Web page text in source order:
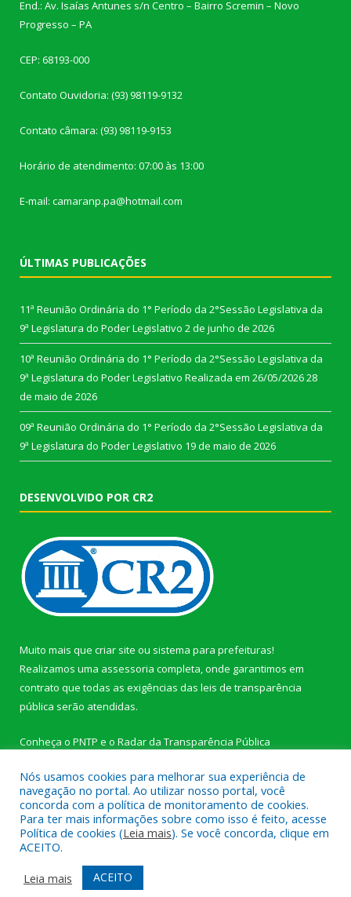
End.: Av. Isaías Antunes s/n Centro – Bairro Scremin – Novo
Progresso – PA
CEP: 68193-000
Contato Ouvidoria: (93) 98119-9132
Contato câmara: (93) 98119-9153
Horário de atendimento: 07:00 às 13:00
E-mail: camaranp.pa@hotmail.com
ÚLTIMAS PUBLICAÇÕES
11ª Reunião Ordinária do 1° Período da 2°Sessão Legislativa da
9ª Legislatura do Poder Legislativo 2 de junho de 2026
10ª Reunião Ordinária do 1° Período da 2°Sessão Legislativa da
9ª Legislatura do Poder Legislativo Realizada em 26/05/202628
de maio de 2026
09ª Reunião Ordinária do 1° Período da 2°Sessão Legislativa da
9ª Legislatura do Poder Legislativo 19 de maio de 2026
DESENVOLVIDO POR CR2
Muito mais que criar site ou sistema para prefeituras!
Realizamos uma assessoria completa, onde garantimos em
contrato que todas as exigências das leis de transparência
pública serão atendidas.
Conheça o PNTP e o Radar da Transparência Pública
Todos os direitos reservados a Câmara Municipal de Novo
Progresso.
Mapa do Site
Acessar Área Administrativa
Acessar Webmail
Nós usamos cookies para melhorar sua experiência de
navegação no portal. Ao utilizar nosso portal, você
concorda com a política de monitoramento de cookies.
Para ter mais informações sobre como isso é feito, acesse
Política de cookies (Leia mais). Se você concorda, clique em
ACEITO.
Leia mais
ACEITO